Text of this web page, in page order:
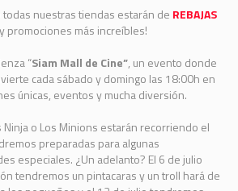
nuestras tiendas estarán de REBAJAS
promociones más increíbles!
“Siam Mall de Cine”, un evento donde
cada sábado y domingo las 18:00h en
únicas, eventos y mucha diversión.
Ninja o Los Minions estarán recorriendo el
preparadas para algunas
especiales. ¿Un adelanto? El 6 de julio
tendremos un pintacaras y un troll hará de